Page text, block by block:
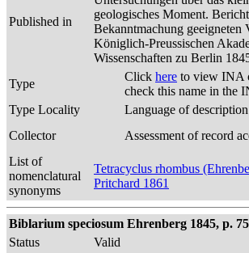
Published in
geologisches Moment.
Bekanntmachung geeigneten
Königlich-Preussischen
Wissenschaften zu Berlin
Type
Click here to view INA
check this name in the
Type Locality
Language of description
Collector
Assessment of record
List of
nomenclatural
synonyms
Tetracyclus rhombus
Pritchard 1861
Biblarium speciosum Ehrenberg 1845, p. 75
Status
Valid